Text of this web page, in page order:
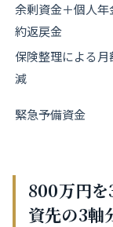
余剰資金＋個人年
約返戻金
保険整理による月
減
緊急予備資金
800万円
資先の3軸